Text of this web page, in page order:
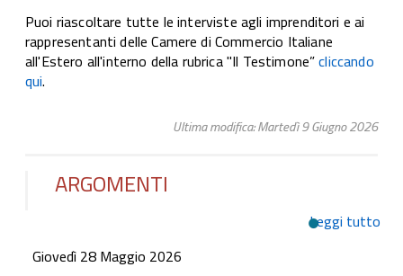
Puoi riascoltare tutte le interviste agli imprenditori e ai
rappresentanti delle Camere di Commercio Italiane
all'Estero all'interno della rubrica "Il Testimone”cliccando
qui.
Ultima modifica: Martedì 9 Giugno 2026
ARGOMENTI
Leggi tutto
Giovedì 28 Maggio 2026